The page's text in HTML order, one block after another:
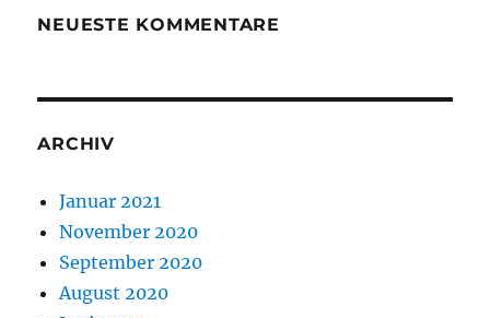
NEUESTE KOMMENTARE
ARCHIV
Januar 2021
November 2020
September 2020
August 2020